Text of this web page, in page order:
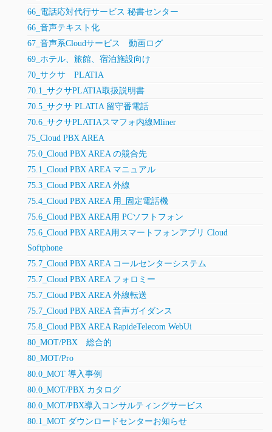
66_電話応対代行サービス 秘書センター
66_音声テキスト化
67_音声系Cloudサービス 動画ログ
69_ホテル、旅館、宿泊施設向け
70_サクサ PLATIA
70.1_サクサPLATIA取扱説明書
70.5_サクサ PLATIA 留守番電話
70.6_サクサPLATIAスマフォ内線Mliner
75_Cloud PBX AREA
75.0_Cloud PBX AREA の競合先
75.1_Cloud PBX AREA マニュアル
75.3_Cloud PBX AREA 外線
75.4_Cloud PBX AREA 用_固定電話機
75.6_Cloud PBX AREA用 PCソフトフォン
75.6_Cloud PBX AREA用スマートフォンアプリ Cloud
Softphone
75.7_Cloud PBX AREA コールセンターシステム
75.7_Cloud PBX AREA フォロミー
75.7_Cloud PBX AREA 外線転送
75.7_Cloud PBX AREA 音声ガイダンス
75.8_Cloud PBX AREA RapideTelecom WebUi
80_MOT/PBX 総合的
80_MOT/Pro
80.0_MOT 導入事例
80.0_MOT/PBX カタログ
80.0_MOT/PBX導入コンサルティングサービス
80.1_MOT ダウンロードセンターお知らせ